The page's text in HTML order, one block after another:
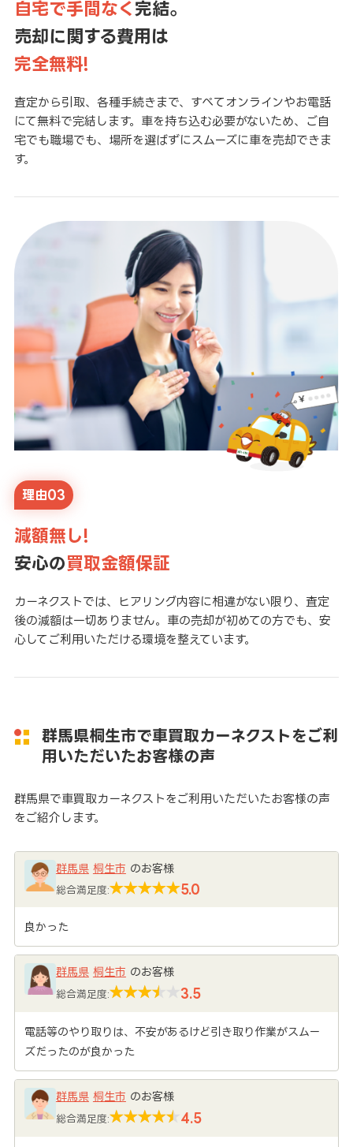
自宅で手間なく 完結。
売却に関する費用は
完全無料!
査定から引取、各種手続きまで、すべてオンラインやお電話
にて無料で完結します。車を持ち込む必要がないため、ご自
宅でも職場でも、場所を選ばずにスムーズに車を売却できま
す。
理由03
減額無し!
安心の買取金額保証
カーネクストでは、ヒアリング内容に相違がない限り、査定
後の減額は一切ありません。車の売却が初めての方でも、安
心してご利用いただける環境を整えています。
群馬県桐生市で車買取カーネクストをご利
用いただいたお客様の声
群馬県で車買取カーネクストをご利用いただいたお客様の声
をご紹介します。
群馬県 桐生市 のお客様
総合満足度: 5.0
良かった
群馬県 桐生市 のお客様
総合満足度: 3.5
電話等のやり取りは、不安があるけど引き取り作業がスムー
ズだったのが良かった
群馬県 桐生市 のお客様
総合満足度: 4.5